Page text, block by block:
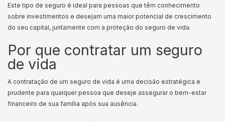
Este tipo de seguro é ideal para pessoas que têm conhecimento
sobre investimentos e desejam uma maior potencial de crescimento
do seu capital, juntamente com a proteção do seguro de vida.
Por que contratar um seguro
de vida
A contratação de um seguro de vida é uma decisão estratégica e
prudente para qualquer pessoa que deseje assegurar o bem-estar
financeiro de sua família após sua ausência.